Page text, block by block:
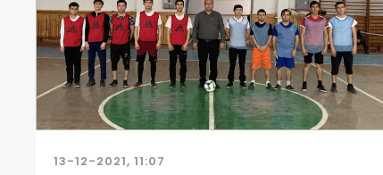
13-12-2021, 11:07